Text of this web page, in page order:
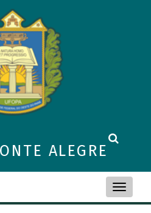
ALEGRE
Toggle